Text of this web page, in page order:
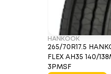
HANKOOK
265/70R17.5
FLEX AH35 140/
3PMSF